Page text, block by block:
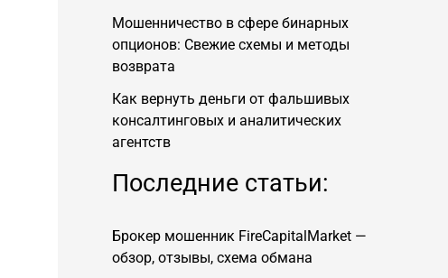
Мошенничество в сфере бинарных
опционов: Свежие схемы и методы
возврата
Как вернуть деньги от фальшивых
консалтинговых и аналитических
агентств
Последние статьи:
Брокер мошенник FireCapitalMarket —
обзор, отзывы, схема обмана